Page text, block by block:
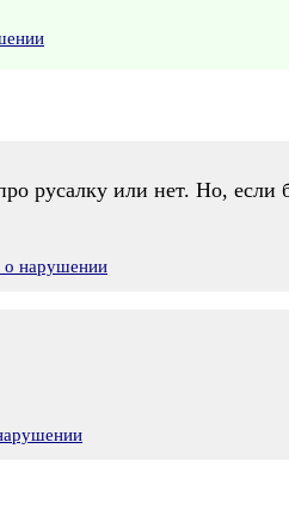
русалку или нет. Но, если
о нарушении